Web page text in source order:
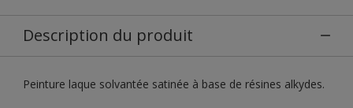
Description du produit
Peinture laque solvantée satinée à base de résines alkydes.